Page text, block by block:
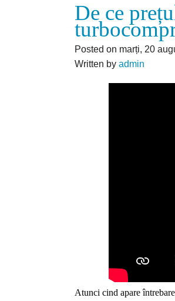
De ce
Posted on marți, 20
Written by admin
Atunci cind apare